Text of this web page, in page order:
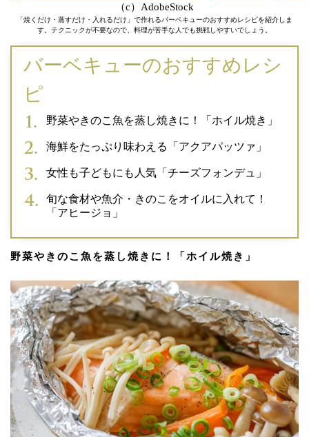
（c）AdobeStock
「焼くだけ・蒸すだけ・入れるだけ」で作れるバーベキューのおすすめレシピを紹介しま
す。テクニックが不要なので、料理が苦手な人でも挑戦しやすいでしょう。
バーベキューのおすすめレシ
ピ
野菜やきのこ魚を蒸し焼きに！「ホイル焼き」
海鮮をたっぷり味わえる「アクアパッツァ」
女性も子どもにも人気「チーズフォンデュ」
旬な食材や魚介・きのこをオイルに入れて！
「アヒージョ」
野菜やきのこ魚を蒸し焼きに！「ホイル焼き」